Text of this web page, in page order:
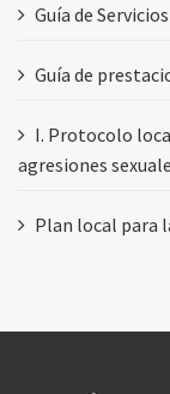
Guía de
Guía de
I. Protocolo
agresiones
Plan local para